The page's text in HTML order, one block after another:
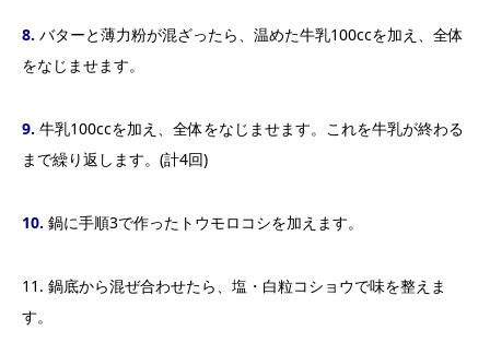
8. バターと薄力粉が混ざったら、温めた牛乳100ccを加え、全体
をなじませます。
9. 牛乳100ccを加え、全体をなじませます。これを牛乳が終わる
まで繰り返します。(計4回)
10. 鍋に手順3で作ったトウモロコシを加えます。
11. 鍋底から混ぜ合わせたら、塩・白粒コショウで味を整えま
す。